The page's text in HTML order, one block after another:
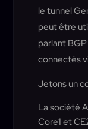
le tunnel
peut être
parlant
connectés
Jetons un
La société
Core1 et